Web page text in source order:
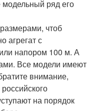
модельный ряд его
чтоб
агрегат с
напором 100 м. А
Все модели имеют
внимание,
на порядок